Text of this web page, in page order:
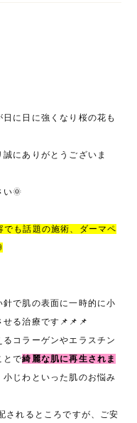
に日に強くなり桜の花も
にありがとうございま
い🌞
でも話題の施術、ダーマペ
で肌の表面に一時的に小
せる治療です 📌 📌 📌
コラーゲンやエラスチン
とで綺麗な肌に再生されま
じわといった肌のお悩み
されるところですが、ご安